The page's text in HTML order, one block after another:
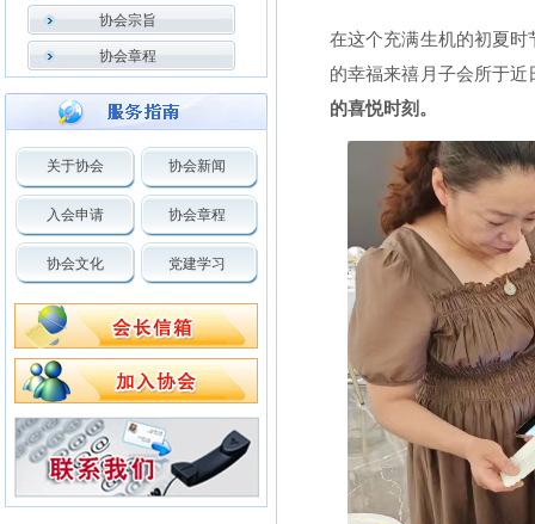
协会宗旨
协会章程
关于协会 协会新闻
入会申请 协会章程
协会文化 党建学习
在这个充满生机的初夏
的幸福来禧月子会所于近
的喜悦时刻。